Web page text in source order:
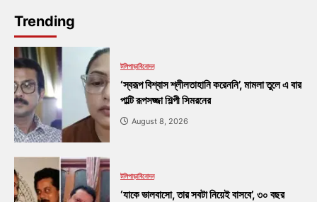
Trending
টলিপাড়াবিনোদন
‘স্বরূপ বিশ্বাস শ্লীলতাহানি করেননি’, মামলা তুলে এ বার
পাল্টি রূপসজ্জা শিল্পী সিমরনের
August 8, 2026
টলিপাড়াবিনোদন
‘যাকে ভালবাসো, তার সবটা নিয়েই বাসবে’, ৩০ বছর